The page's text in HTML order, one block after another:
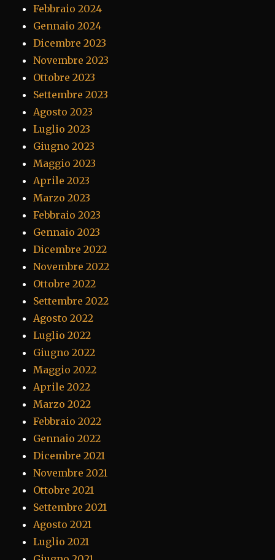
Febbraio 2024
Gennaio 2024
Dicembre 2023
Novembre 2023
Ottobre 2023
Settembre 2023
Agosto 2023
Luglio 2023
Giugno 2023
Maggio 2023
Aprile 2023
Marzo 2023
Febbraio 2023
Gennaio 2023
Dicembre 2022
Novembre 2022
Ottobre 2022
Settembre 2022
Agosto 2022
Luglio 2022
Giugno 2022
Maggio 2022
Aprile 2022
Marzo 2022
Febbraio 2022
Gennaio 2022
Dicembre 2021
Novembre 2021
Ottobre 2021
Settembre 2021
Agosto 2021
Luglio 2021